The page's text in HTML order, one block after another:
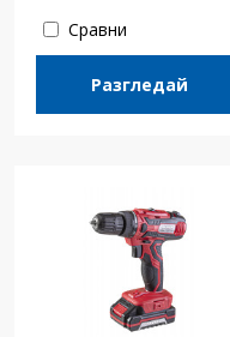
Сравни
Разгледай